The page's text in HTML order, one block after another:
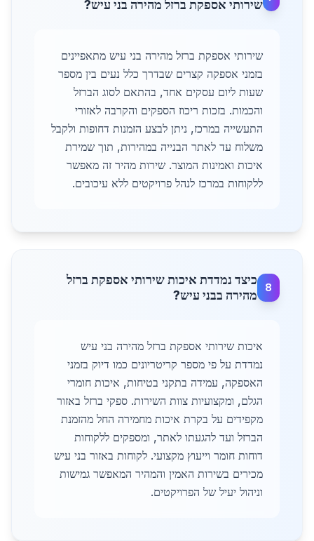
שירותי אספקת ברזל מהירה בני עיש?
שירותי אספקת ברזל מהירה בני עיש מתאפיינים
בזמני אספקה קצרים שבדרך כלל נעים בין מספר
שעות ליום עסקים אחד, בהתאם לסוג הברזל
והכמות. בזכות ריכוז הספקים והקרבה לאזורי
התעשייה במרכז, ניתן לבצע הזמנות דחופות ולקבל
משלוח עד לאתר הבנייה במהירות, תוך שמירת
איכות ואמינות המוצר. שירות מהיר זה מאפשר
ללקוחות במרכז לנהל פרויקטים ללא עיכובים.
8
כיצד נמדדת איכות שירותי אספקת ברזל
מהירה בבני עיש?
איכות שירותי אספקת ברזל מהירה בני עיש
נמדדת על פי מספר קריטריונים כמו דיוק בזמני
האספקה, עמידה בתקני בטיחות, איכות חומרי
הגלם, ומקצועיות צוות השירות. ספקי ברזל באזור
מקפידים על בקרת איכות מחמירה החל מהזמנת
הברזל ועד להגעתו לאתר, ומספקים ללקוחות
דוחות חומר וייעוץ מקצועי. לקוחות באזור בני עיש
מכירים בשירות האמין והמהיר המאפשר גמישות
וניהול יעיל של הפרויקטים.